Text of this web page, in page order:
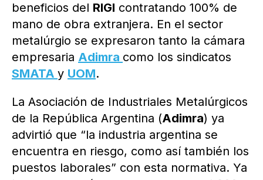
beneficios del RIGI contratando 100% de
mano de obra extranjera. En el sector
metalúrgio se expresaron tanto la cámara
empresaria Adimra como los sindicatos
SMATA y UOM.
La Asociación de Industriales Metalúrgicos
de la República Argentina (Adimra) ya
advirtió que “la industria argentina se
encuentra en riesgo, como así también los
puestos laborales” con esta normativa. Ya